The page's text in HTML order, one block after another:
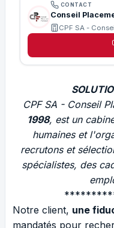
CONTACT
Conseil
CPF SA -
CPF SA - Conseil
1998, est un
humaines et
recrutons et
spécialistes, des
Notre client, une
mandatés pour